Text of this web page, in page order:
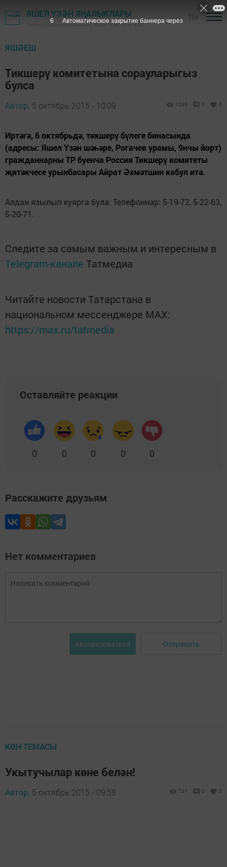
ЯШЕЛ ҮЗӘН ЯҢАЛЫКЛАРЫ
Зеленодольск районының "Яшел Үзән" газетасы
ЯШӘЕШ
Тикшерү комитетына сорауларыгыз
булса
Автор, 5 октябрь 2015 - 10:09 1296 0 0
Иртәгә, 6 октябрьдә, тикшерү бүлеге бинасында
(адресы: Яшел Үзән шәһәре, Рогачев урамы, 9нчы йорт)
гражданнарны ТР буенча Россия Тикшерү комитеты
җитәкчесе урынбасары Айрат Әхмәтшин кабул итә.
Алдан язылып куярга була. Телефоннар: 5-19-72, 5-22-63,
5-20-71.
Следите за самым важным и интересным в
Telegram-канале Татмедиа
Читайте новости Татарстана в
национальном мессенджере MАХ:
https://max.ru/tatmedia
Оставляйте реакции
0 0 0 0 0
Расскажите друзьям
Нет комментариев
Авторизоваться Отправить
КӨН ТЕМАСЫ
Укытучылар көне белән!
Автор, 5 октябрь 2015 - 09:58 741 0 0
5 Автоматическое закрытие баннера через